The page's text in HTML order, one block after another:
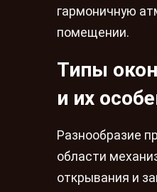
гармоничную
помещении.
Типы
и их
Разнообразие
области
открывания и